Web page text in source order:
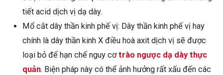
tiết acid dịch vị dạ dày.
Mổ cắt dây thần kinh phế vị: Dây thần kinh phế vị hay
chính là dây thần kinh X điều hoà axit dịch vị sẽ được
loại bỏ để hạn chế nguy cơtrào ngược dạ dày thực
quản. Biện pháp này có thể ảnh hưởng rất xấu đến các